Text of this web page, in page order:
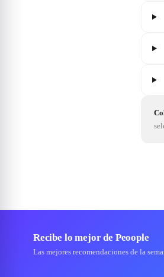
Recibe lo mejor de Peoople
Las mejores recomendaciones de la